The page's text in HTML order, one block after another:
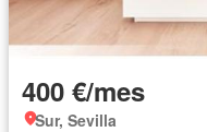
400 €/mes
Sur, Sevilla